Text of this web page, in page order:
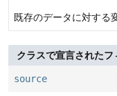
既存のデータに対する
クラスで宣言されたフ
source